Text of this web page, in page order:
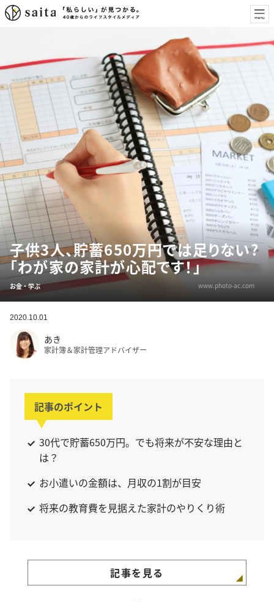
子供3人、貯蓄650万円では足りない?
「わが家の家計が心配です！」
お金・学ぶ www.photo-ac.com
2020.10.01
あき
家計簿＆家計管理アドバイザー
記事のポイント
30代で貯蓄650万円。でも将来が不安な理由と
は？
お小遣いの金額は、月収の1割が目安
将来の教育費を見据えた家計のやりくり術
記事を見る